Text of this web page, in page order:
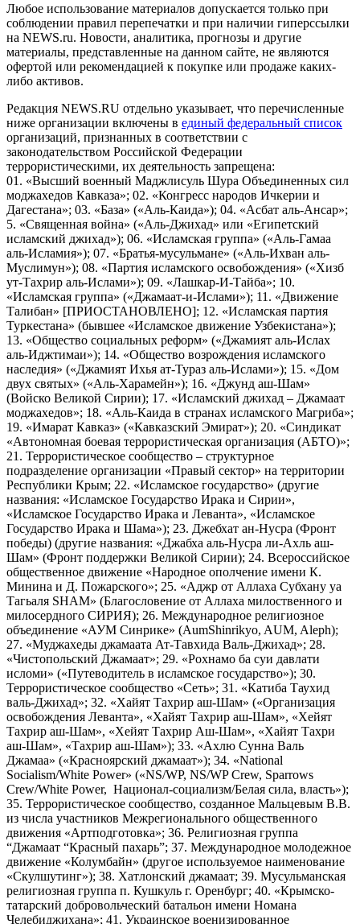
Любое использование материалов допускается только при
соблюдении правил перепечатки и при наличии гиперссылки
на NEWS.ru. Новости, аналитика, прогнозы и другие
материалы, представленные на данном сайте, не являются
офертой или рекомендацией к покупке или продаже каких-
либо активов.
Редакция NEWS.RU отдельно указывает, что перечисленные
ниже организации включены в единый федеральный список
организаций, признанных в соответствии с
законодательством Российской Федерации
террористическими, их деятельность запрещена:
01. «Высший военный Маджлисуль Шура Объединенных сил
моджахедов Кавказа»; 02. «Конгресс народов Ичкерии и
Дагестана»; 03. «База» («Аль-Каида»); 04. «Асбат аль-Ансар»;
5. «Священная война» («Аль-Джихад» или «Египетский
исламский джихад»); 06. «Исламская группа» («Аль-Гамаа
аль-Исламия»); 07. «Братья-мусульмане» («Аль-Ихван аль-
Муслимун»); 08. «Партия исламского освобождения» («Хизб
ут-Тахрир аль-Ислами»); 09. «Лашкар-И-Тайба»; 10.
«Исламская группа» («Джамаат-и-Ислами»); 11. «Движение
Талибан» [ПРИОСТАНОВЛЕНО]; 12. «Исламская партия
Туркестана» (бывшее «Исламское движение Узбекистана»);
13. «Общество социальных реформ» («Джамият аль-Ислах
аль-Иджтимаи»); 14. «Общество возрождения исламского
наследия» («Джамият Ихья ат-Тураз аль-Ислами»); 15. «Дом
двух святых» («Аль-Харамейн»); 16. «Джунд аш-Шам»
(Войско Великой Сирии); 17. «Исламский джихад – Джамаат
моджахедов»; 18. «Аль-Каида в странах исламского Магриба»;
19. «Имарат Кавказ» («Кавказский Эмират»); 20. «Синдикат
«Автономная боевая террористическая организация (АБТО)»;
21. Террористическое сообщество – структурное
подразделение организации «Правый сектор» на территории
Республики Крым; 22. «Исламское государство» (другие
названия: «Исламское Государство Ирака и Сирии»,
«Исламское Государство Ирака и Леванта», «Исламское
Государство Ирака и Шама»); 23. Джебхат ан-Нусра (Фронт
победы) (другие названия: «Джабха аль-Нусра ли-Ахль аш-
Шам» (Фронт поддержки Великой Сирии); 24. Всероссийское
общественное движение «Народное ополчение имени К.
Минина и Д. Пожарского»; 25. «Аджр от Аллаха Субхану уа
Тагьаля SHAM» (Благословение от Аллаха милоственного и
милосердного СИРИЯ); 26. Международное религиозное
объединение «АУМ Синрике» (AumShinrikyo, AUM, Aleph);
27. «Муджахеды джамаата Ат-Тавхида Валь-Джихад»; 28.
«Чистопольский Джамаат»; 29. «Рохнамо ба суи давлати
исломи» («Путеводитель в исламское государство»); 30.
Террористическое сообщество «Сеть»; 31. «Катиба Таухид
валь-Джихад»; 32. «Хайят Тахрир аш-Шам» («Организация
освобождения Леванта», «Хайят Тахрир аш-Шам», «Хейят
Тахрир аш-Шам», «Хейят Тахрир Аш-Шам», «Хайят Тахри
аш-Шам», «Тахрир аш-Шам»); 33. «Ахлю Сунна Валь
Джамаа» («Красноярский джамаат»); 34. «National
Socialism/White Power» («NS/WP, NS/WP Crew, Sparrows
Crew/White Power, Национал-социализм/Белая сила, власть»);
35. Террористическое сообщество, созданное Мальцевым В.В.
из числа участников Межрегионального общественного
движения «Артподготовка»; 36. Религиозная группа
“Джамаат “Красный пахарь”; 37. Международное молодежное
движение «Колумбайн» (другое используемое наименование
«Скулшутинг»); 38. Хатлонский джамаат; 39. Мусульманская
религиозная группа п. Кушкуль г. Оренбург; 40. «Крымско-
татарский добровольческий батальон имени Номана
Челебиджихана»; 41. Украинское военизированное